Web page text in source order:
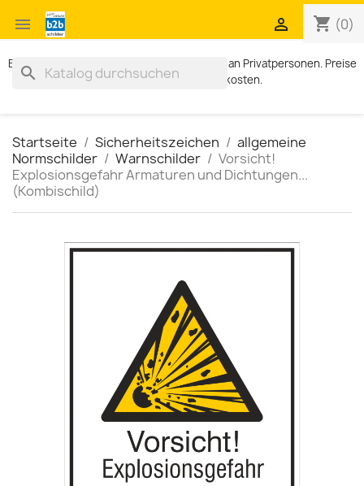
 shopping_cart (0)

Exklusiv für Geschäftskunden. Kein Verkauf an Privatpersonen. Preise
zzgl. MWST und Versandkosten.
search
Startseite Sicherheitszeichen
allgemeine
Normschilder
Warnschilder
Vorsicht!
Explosionsgefahr Armaturen und Dichtungen...
(Kombischild)